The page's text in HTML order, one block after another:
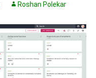
Roshan Polekar